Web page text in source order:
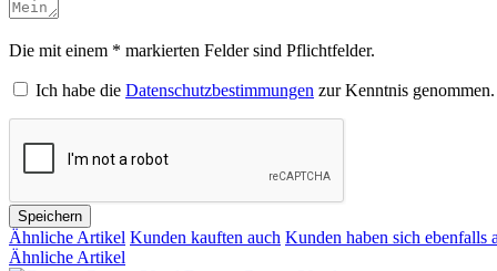
Die mit einem * markierten Felder sind Pflichtfelder.
Ich habe die Datenschutzbestimmungen zur Kenntnis genommen.
Speichern
Ähnliche Artikel Kunden kauften auch Kunden haben sich ebenfalls
Ähnliche Artikel